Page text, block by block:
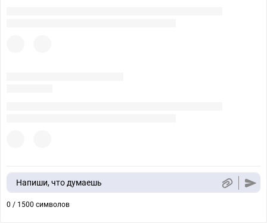
Напиши, что думаешь
0 / 1500 символов